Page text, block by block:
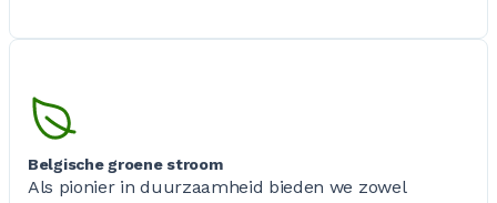
Belgische groene stroom
Als pionier in duurzaamheid bieden we zowel